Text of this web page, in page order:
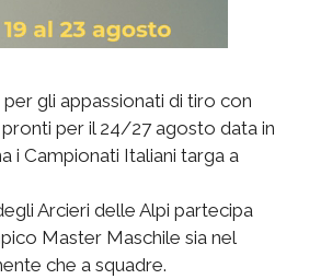
gli appassionati di tiro con
pronti per il 24/27 agosto data in
i Campionati Italiani targa a
Arcieri delle Alpi partecipa
Master Maschile sia nel
che a squadre.